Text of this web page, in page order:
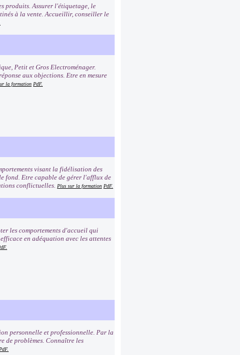
produits. Assurer l'étiquetage, le
à la vente. Accueillir, conseiller le
Petit et Gros Electroménager.
aux objections. Etre en mesure
la formation PdF.
visant la fidélisation des
fond. Etre capable de gérer l'afflux de
conflictuelles. Plus sur la formation PdF.
les comportements d'accueil qui
en adéquation avec les attentes
personnelle et professionnelle. Par la
de problèmes. Connaître les
PdF.